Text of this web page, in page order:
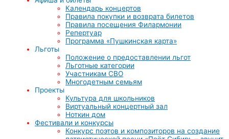
Календарь концертов
Правила покупки и возврата билетов
Правила посещения Филармонии
Репертуар
Программа «Пушкинская карта»
Льготы
Положение о предоставлении льгот
Льготные категории
Участникам СВО
Многодетным семьям
Проекты
Культура для школьников
Виртуальный концертный зал
Ноткин дом
Фестивали и конкурсы
Конкурс поэтов и композиторов на создание